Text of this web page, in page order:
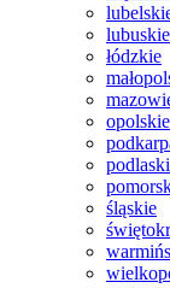
lubuskie
łódzkie
opolskie
śląskie